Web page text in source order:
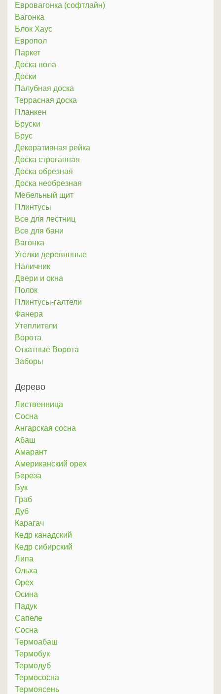
Евровагонка (софтлайн)
Вагонка
Блок Хаус
Европол
Паркет
Доска пола
Доски
Палубная доска
Террасная доска
Планкен
Бруски
Брус
Декоративная рейка
Доска строганная
Доска обрезная
Доска необрезная
Мебельный щит
Плинтусы
Все для лестниц
Все для бани
Вагонка
Уголки деревянные
Наличник
Двери и окна
Полок
Плинтусы-галтели
Фанера
Утеплители
Ворота
Откатные Ворота
Заборы
Дерево
Лиственница
Сосна
Ангарская сосна
Абаш
Амарант
Американский орех
Береза
Бук
Граб
Дуб
Карагач
Кедр канадский
Кедр сибирский
Липа
Ольха
Орех
Осина
Падук
Сапеле
Сосна
Термоабаш
Термобук
Термодуб
Термососна
Термоясень